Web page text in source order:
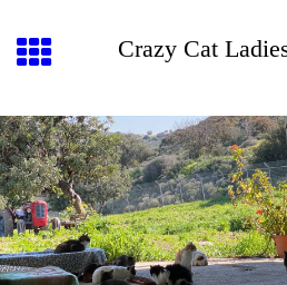
Crazy Cat